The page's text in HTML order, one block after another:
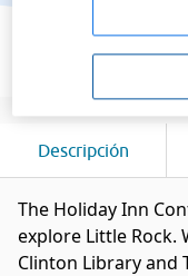
Descripción
The Holiday Inn
explore Little Rock.
Clinton Library and